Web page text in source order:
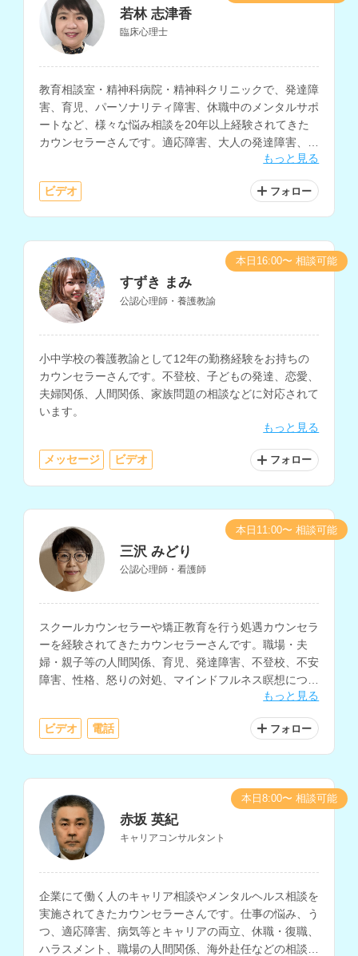
若林 志津香
臨床心理士
教育相談室・精神科病院・精神科クリニックで、発達障
害、育児、パーソナリティ障害、休職中のメンタルサポ
ートなど、様々な悩み相談を20年以上経験されてきた
カウンセラーさんです。適応障害、大人の発達障害、愛
着障害、子どもの問題行動、不登校の相談も得意とされ
もっと見る
ビデオ フォロー
すずき まみ
公認心理師・養護教諭
小中学校の養護教諭として12年の勤務経験をお持ちの
カウンセラーさんです。不登校、子どもの発達、恋愛、
夫婦関係、人間関係、家族問題の相談などに対応されて
います。
もっと見る
メッセージ ビデオ フォロー
本日16:00〜 相談可能
三沢 みどり
公認心理師・看護師
スクールカウンセラーや矯正教育を行う処遇カウンセラ
ーを経験されてきたカウンセラーさんです。職場・夫
婦・親子等の人間関係、育児、発達障害、不登校、不安
障害、性格、怒りの対処、マインドフルネス瞑想につい
ての相談も得意とされ、精神科等の看護師の経験もお持
ちです。
もっと見る
ビデオ 電話 フォロー
本日11:00〜 相談可能
赤坂 英紀
キャリアコンサルタント
企業にて働く人のキャリア相談やメンタルヘルス相談を
実施されてきたカウンセラーさんです。仕事の悩み、う
つ、適応障害、病気等とキャリアの両立、休職・復職、
ハラスメント、職場の人間関係、海外赴任などの相談に
本日8:00〜 相談可能